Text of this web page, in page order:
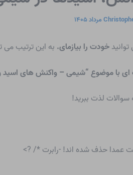
خودت را بیازمای. به این ترتیب می
ای با موضوع “شیمی – واکنش های اسید
سوالات لذت ببرید!
حذف شده اند! -رابرت */ ?>